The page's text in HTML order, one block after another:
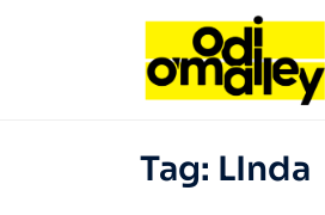
Tag: LInda